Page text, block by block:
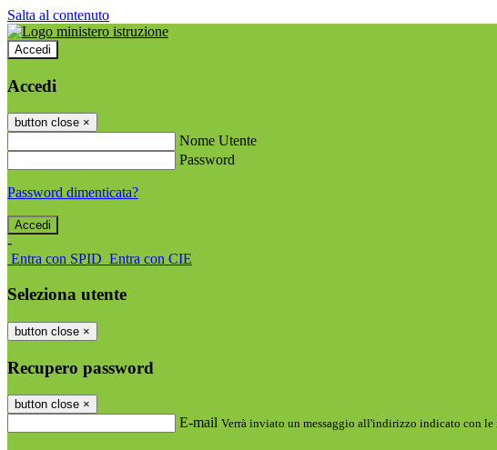
Salta al contenuto
Accedi
Accedi
button close ×
Nome Utente
Password
Password dimenticata?
-
Entra con SPID Entra con CIE
Seleziona utente
button close ×
Recupero password
button close ×
E-mail Verrà inviato un messaggio all'indirizzo indicato con le